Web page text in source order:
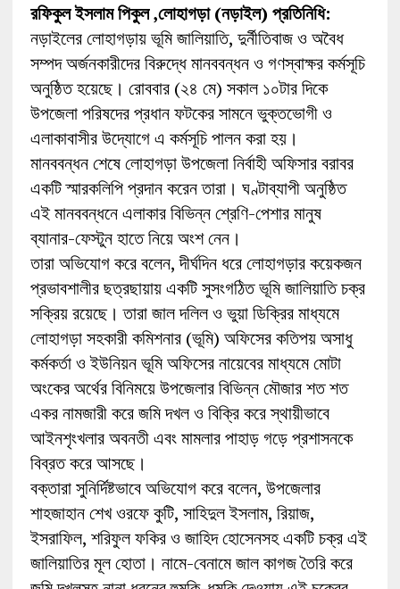
রফিকুল ইসলাম পিকুল ,লোহাগড়া (নড়াইল) প্রতিনিধি:
নড়াইলের লোহাগড়ায় ভূমি জালিয়াতি, দুর্নীতিবাজ ও অবৈধ
সম্পদ অর্জনকারীদের বিরুদ্ধে মানববন্ধন ও গণস্বাক্ষর কর্মসূচি
অনুষ্ঠিত হয়েছে। রোববার (২৪ মে) সকাল ১০টার দিকে
উপজেলা পরিষদের প্রধান ফটকের সামনে ভুক্তভোগী ও
এলাকাবাসীর উদ্যোগে এ কর্মসূচি পালন করা হয়।
মানববন্ধন শেষে লোহাগড়া উপজেলা নির্বাহী অফিসার বরাবর
একটি স্মারকলিপি প্রদান করেন তারা। ঘণ্টাব্যাপী অনুষ্ঠিত
এই মানববন্ধনে এলাকার বিভিন্ন শ্রেণি-পেশার মানুষ
ব্যানার-ফেস্টুন হাতে নিয়ে অংশ নেন।
তারা অভিযোগ করে বলেন, দীর্ঘদিন ধরে লোহাগড়ার কয়েকজন
প্রভাবশালীর ছত্রছায়ায় একটি সুসংগঠিত ভূমি জালিয়াতি চক্র
সক্রিয় রয়েছে। তারা জাল দলিল ও ভুয়া ডিক্রির মাধ্যমে
লোহাগড়া সহকারী কমিশনার (ভূমি) অফিসের কতিপয় অসাধু
কর্মকর্তা ও ইউনিয়ন ভূমি অফিসের নায়েবের মাধ্যমে মোটা
অংকের অর্থের বিনিময়ে উপজেলার বিভিন্ন মৌজার শত শত
একর নামজারী করে জমি দখল ও বিক্রি করে স্থায়ীভাবে
আইনশৃংখলার অবনতী এবং মামলার পাহাড় গড়ে প্রশাসনকে
বিব্রত করে আসছে।
বক্তারা সুনির্দিষ্টভাবে অভিযোগ করে বলেন, উপজেলার
শাহজাহান শেখ ওরফে কুটি, সাহিদুল ইসলাম, রিয়াজ,
ইসরাফিল, শরিফুল ফকির ও জাহিদ হোসেনসহ একটি চক্র এই
জালিয়াতির মূল হোতা। নামে-বেনামে জাল কাগজ তৈরি করে